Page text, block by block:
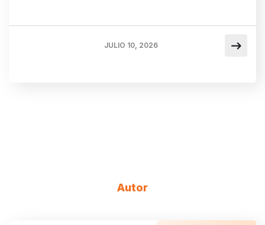
JULIO 10, 2026
Autor